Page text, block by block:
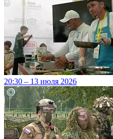
20:30 – 13 июля 2026